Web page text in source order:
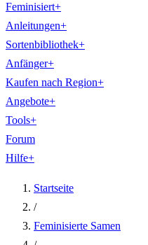
Feminisiert+
Anleitungen+
Sortenbibliothek+
Anfänger+
Kaufen nach Region+
Angebote+
Tools+
Forum
Hilfe+
Startseite
/
Feminisierte Samen